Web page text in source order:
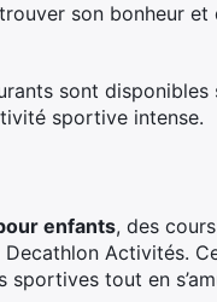
son bonheur et
sont disponibles
sportive intense.
enfants, des
Activités.
tout en